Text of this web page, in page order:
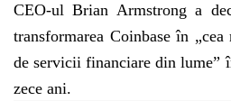
CEO-ul Brian Armstrong a
transformarea Coinbase în
de servicii financiare din lume”
zece ani.